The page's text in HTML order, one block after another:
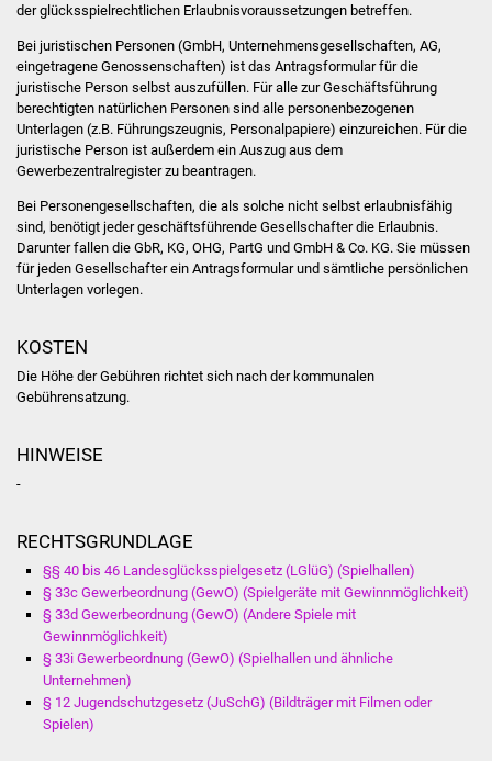
Ausschreibungen
Öffentliche
Ausschreibung
Europaweite
Beschränkte
Ausschreibung
der glücksspielrechtlichen Erlaubnisvoraussetzungen betreffen.
Bei juristischen Personen (GmbH, Unternehmensgesellschaften, AG,
eingetragene Genossenschaften) ist das Antragsformular für die
juristische Person selbst auszufüllen. Für alle zur Geschäftsführung
berechtigten natürlichen Personen sind alle personenbezogenen
Unterlagen (z.B. Führungszeugnis, Personalpapiere) einzureichen. Für die
juristische Person ist außerdem ein Auszug aus dem
Gewerbezentralregister zu beantragen.
Bei Personengesellschaften, die als solche nicht selbst erlaubnisfähig
sind, benötigt jeder geschäftsführende Gesellschafter die Erlaubnis.
Darunter fallen die GbR, KG, OHG, PartG und GmbH & Co. KG. Sie müssen
für jeden Gesellschafter ein Antragsformular und sämtliche persönlichen
Unterlagen vorlegen.
KOSTEN
Die Höhe der Gebühren richtet sich nach der kommunalen
Gebührensatzung.
HINWEISE
-
RECHTSGRUNDLAGE
§§ 40 bis 46 Landesglücksspielgesetz (LGlüG) (Spielhallen)
§ 33c Gewerbeordnung (GewO) (Spielgeräte mit Gewinnmöglichkeit)
§ 33d Gewerbeordnung (GewO) (Andere Spiele mit
Gewinnmöglichkeit)
§ 33i Gewerbeordnung (GewO) (Spielhallen und ähnliche
Unternehmen)
§ 12 Jugendschutzgesetz (JuSchG) (Bildträger mit Filmen oder
Spielen)